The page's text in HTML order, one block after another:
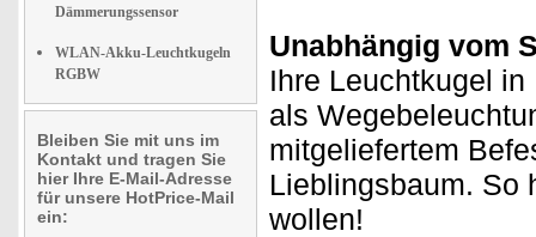
Dämmerungssensor
WLAN-Akku-Leuchtkugeln
RGBW
Bleiben Sie mit uns im
Kontakt und tragen Sie
hier Ihre E-Mail-Adresse
für unsere HotPrice-Mail
ein:
Unabhängig vom
Ihre Leuchtkugel in
als
mitgeliefertem
Lieblingsbaum. So
wollen!